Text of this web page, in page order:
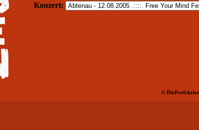
Konzert:
©